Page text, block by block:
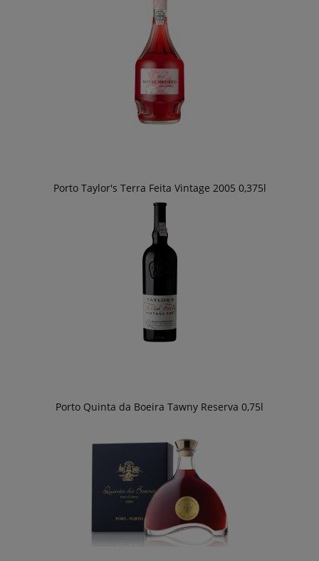
Porto Taylor's Terra Feita Vintage 2005 0,375l
Porto Quinta da Boeira Tawny Reserva 0,75l